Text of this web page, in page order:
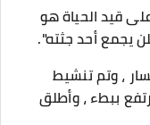
قيد الحياة هو
يجمع أحد جثته".
، وتم تنشيط
ببطء ، وأطلق